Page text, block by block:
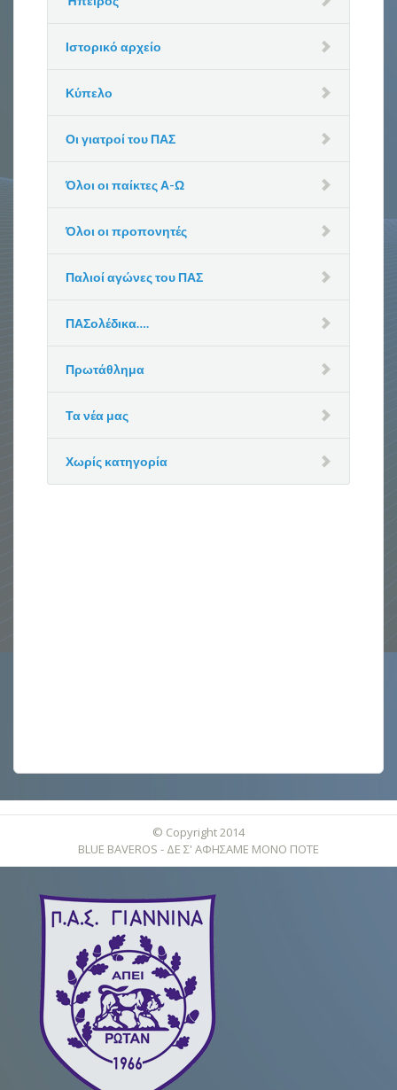
Ιστορικό αρχείο
Κύπελο
Οι γιατροί του ΠΑΣ
Όλοι οι παίκτες Α-Ω
Όλοι οι προπονητές
Παλιοί αγώνες του ΠΑΣ
ΠΑΣολέδικα….
Πρωτάθλημα
Τα νέα μας
Χωρίς κατηγορία
© Copyright 2014
BLUE BAVEROS - ΔΕ Σ' ΑΦΗΣΑΜΕ ΜΟΝΟ ΠΟΤΕ